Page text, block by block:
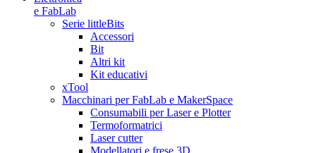
e FabLab
Serie littleBits
Accessori
Bit
Altri kit
Kit educativi
xTool
Macchinari per FabLab e MakerSpace
Consumabili per Laser e Plotter
Termoformatrici
Laser cutter
Modellatori e frese 3D